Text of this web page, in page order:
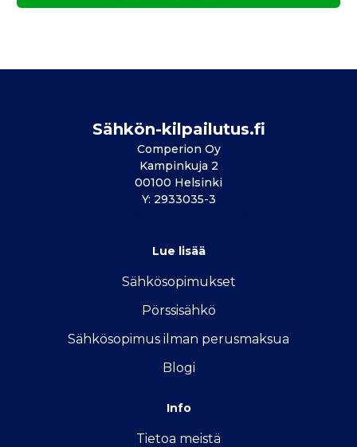
Sähkön-kilpailutus.fi
Comperion Oy
Kampinkuja 2
00100 Helsinki
Y: 2933035-3
Lue lisää
Sähkösopimukset
Pörssisähkö
Sähkösopimus ilman perusmaksua
Blogi
Info
Tietoa meistä